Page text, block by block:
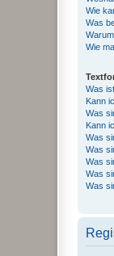
Wie
Was
Wie
Was
Kann
Was
Kann
Was
Was
Was
Was
Was